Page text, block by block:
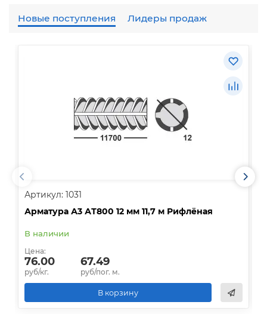
Новые поступления Лидеры продаж
Артикул: 1031
Арматура А3 АТ800 12 мм 11,7 м Рифлёная
В наличии
Цена:
76.00
руб/кг.
67.49
руб/пог. м.
В корзину